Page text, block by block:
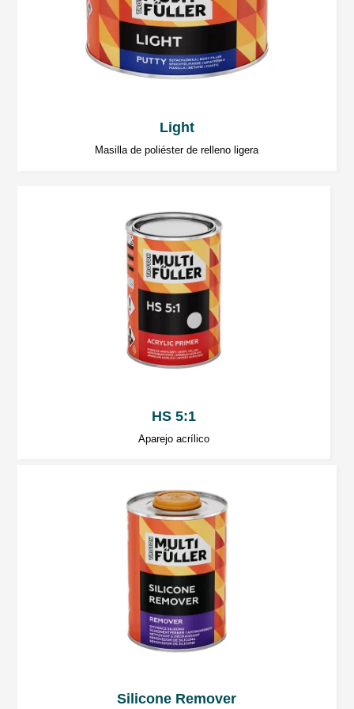
La temperatura inferior a 20°C alarga
significativamente el tiempo de endurecimiento
del producto.
Secado porradiaciónIR
5÷7 minutos de ondas cortas dependiendo del
grosor y tipo de calientador
No superar los 60ºC.
Use según lo recomendado por el fabricante
secar con infrarrojos.
Las masillas de poliéster pueden aplicarse
Masillas de poliéster de 2 componentes,
Masillas de poliéster en spray de 2
componentes.
Aparejos acrílicos de 2 componentes.
Light
Masilla de poliéster de relleno ligera
HS 5:1
Aparejo acrílico
Silicone Remover